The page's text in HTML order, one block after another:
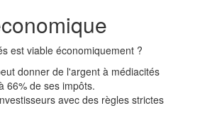
est viable économiquement ?
donner de l'argent à médiacités
66% de ses impôts.
avec des règles strictes